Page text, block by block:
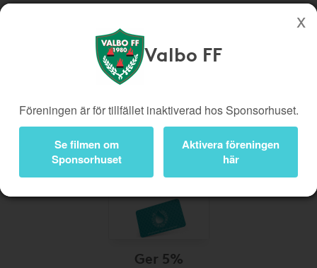
Köp genom denna sida stöttar Valbo FF
Presentkort
Kampanjer
Bli medlem
Logga in
Valbo FF
Föreningen är för tillfället inaktiverad hos Sponsorhuset.
Se filmen om
Sponsorhuset
Aktivera föreningen
här
Ger 5%